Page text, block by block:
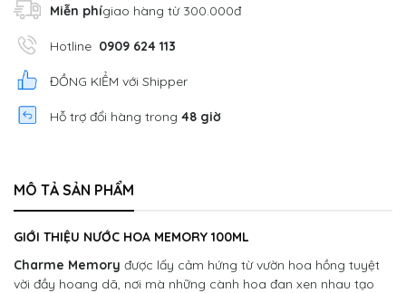
Miễn phígiao hàng từ 300.000đ
Hotline 0909 624 113
ĐỒNG KIỂM với Shipper
Hỗ trợ đổi hàng trong 48 giờ
MÔ TẢ SẢN PHẨM
GIỚI THIỆU NƯỚC HOA MEMORY 100ML
Charme Memory được lấy cảm hứng từ vườn hoa hồng tuyệt
vời đầy hoang dã, nơi mà những cành hoa đan xen nhau tạo